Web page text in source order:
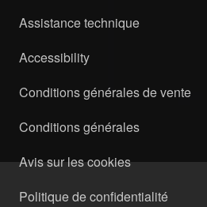
Assistance technique
Accessibility
Conditions générales de vente
Conditions générales
Avis sur les cookies
Politique de confidentialité